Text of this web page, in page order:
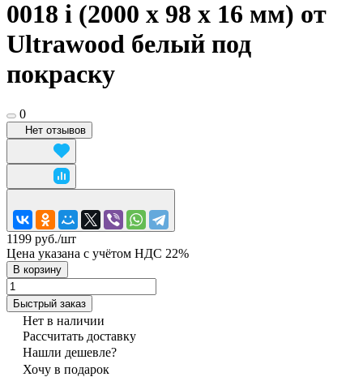
0018 i (2000 x 98 x 16 мм) от
Ultrawood белый под
покраску
0
Нет отзывов
1199 руб./шт
Цена указана с учётом НДС 22%
В корзину
Быстрый заказ
Нет в наличии
Рассчитать доставку
Нашли дешевле?
Хочу в подарок